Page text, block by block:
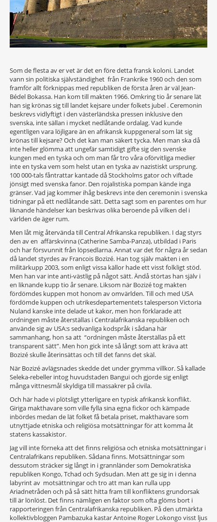
Som de flesta av er vet är det en före detta fransk koloni. Landet
vann sin politiska självständighet från Frankrike 1960 och den som
framför allt förknippas med republiken de första åren är väl Jean-
Bédel Bokassa. Han kom till makten 1966. Omkring tio år senare lät
han sig krönas sig till landet kejsare under folkets jubel . Ceremonin
beskrevs vidlyftigt i den västerländska pressen inklusive den
svenska, inte sällan i mycket nedlåtande ordalag. Vad kunde
egentligen vara löjligare än en afrikansk kuppgeneral som lät sig
krönas till kejsare? Och det kan man säkert tycka. Men man ska då
inte heller glömma att ungefär samtidigt gifte sig den svenske
kungen med en tyska och om man får tro våra oförvitliga medier
inte en tyska vem som helst utan en tyska av nazistiskt ursprung.
100 000-tals fåntrattar kantade då Stockholms gator och viftade
jönsigt med svenska fanor. Den rojalistiska pompan kände inga
gränser. Vad jag kommer ihåg beskrevs inte den ceremonin i svenska
tidningar på ett nedlåtande sätt. Detta sagt som en parentes om hur
liknande händelser kan beskrivas olika beroende på vilken del i
världen de äger rum.
Men låt mig återvända till Central Afrikanska republiken. I dag styrs
den av en affärskvinna (Catherine Samba-Panza), utbildad i Paris
och har försvunnit från löpsedlarna. Annat var det för några år sedan
då landet styrdes av Francois Bozizé. Han tog själv makten i en
militärkupp 2003, som enligt vissa källor hade ett visst folkligt stöd.
Men han var inte anti-västlig på något sätt. Ändå störtas han själv i
en liknande kupp tio år senare. Liksom när Bozizé tog makten
fördömdes kuppen mot honom av omvärlden. Till och med USA
fördömde kuppen och utrikesdepartementets talesperson Victoria
Nuland kanske inte delade ut kakor, men hon förklarade att
ordningen måste återställas i Centralafrikanska republiken och
använde sig av USA:s sedvanliga kodspråk i sådana här
sammanhang, hon sa att “ordningen måste återställas på ett
transparent sätt”. Men hon gick inte så långt som att kräva att
Bozizé skulle återinsättas och till det fanns det skäl.
När Bozizé avlägsnades skedde det under grymma villkor. Så kallade
Seleka-rebeller intog huvudstaden Bangui och gjorde sig enligt
många vittnesmål skyldiga till massakrer på civila.
Och här hade vi plötsligt ytterligare en typisk afrikansk konflikt.
Giriga makthavare som ville fylla sina egna fickor och kämpade
inbördes medan de lät folket få betala priset, makthavare som
utnyttjade etniska och religiösa motsättningar för att komma åt
statens kassakistor.
Jag vill inte förneka att det finns religiösa och etniska motsättningar i
Centralafrikans republiken. Sådana finns. Motsättningar som
dessutom sträcker sig långt in i grannländer som Demokratiska
republiken Kongo, Tchad och Sydsudan. Men att ge sig in i denna
labyrint av motsättningar och tro att man kan rulla upp
Ariadnetråden och på så sätt hitta fram till konfliktens grundorsak
till är lönlöst. Det finns nämligen en faktor som ofta glöms bort i
rapporteringen från Centralafrikanska republiken. På den utmärkta
kollektivbloggen Pambazuka kastar Antoine Roger Lokongo visst ljus